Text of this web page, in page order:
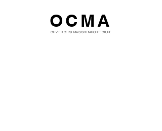
OCMA
OLIVIER CELSI MAISON D'ARCHITECTURE